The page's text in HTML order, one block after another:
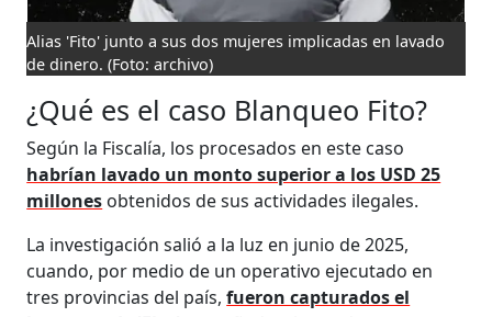
Alias 'Fito' junto a sus dos mujeres implicadas en lavado
de dinero. (Foto: archivo)
¿Qué es el caso Blanqueo Fito?
Según la Fiscalía, los procesados en este caso
habrían lavado un monto superior a los USD 25
millones obtenidos de sus actividades ilegales.
La investigación salió a la luz en junio de 2025,
cuando, por medio de un operativo ejecutado en
tres provincias del país,fueron capturados el